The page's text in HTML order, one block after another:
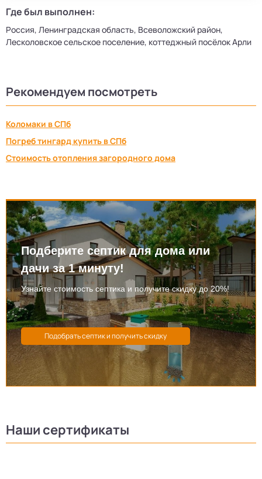
Где был выполнен:
Россия, Ленинградская область, Всеволожский район,
Лесколовское сельское поселение, коттеджный посёлок Арли
Рекомендуем посмотреть
Коломаки в СПб
Погреб тингард купить в СПб
Стоимость отопления загородного дома
Подберите септик для дома или
дачи за 1 минуту!
Узнайте стоимость септика и получите скидку до 20%!
Наши сертификаты